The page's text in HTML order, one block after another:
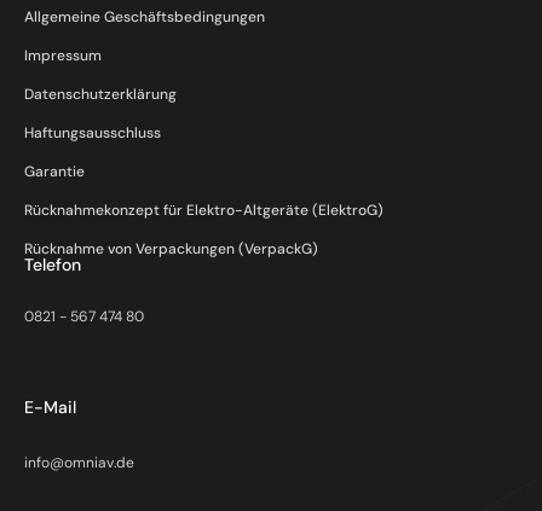
Allgemeine Geschäftsbedingungen
Impressum
Datenschutzerklärung
Haftungsausschluss
Garantie
Rücknahmekonzept für Elektro-Altgeräte (ElektroG)
Rücknahme von Verpackungen (VerpackG)
Telefon
0821 - 567 474 80
E-Mail
info@omniav.de